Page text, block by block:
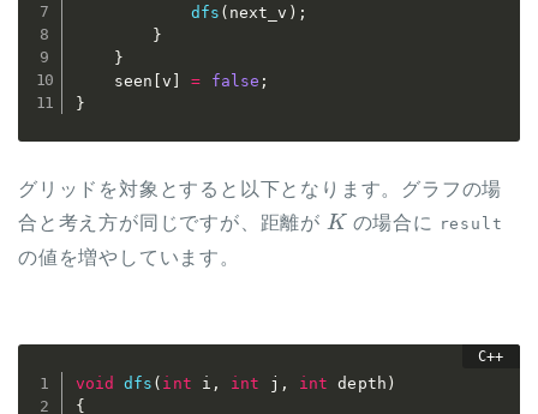
dfs ( next_v ) ;
}
}
	seen
[v ] = false ;
}
グリッドを対象とすると以下となります。グラフの場
合と考え方が同じですが、距離が
K
の場合に result
の値を増やしています。
void dfs ( int i , int j , int depth )
{